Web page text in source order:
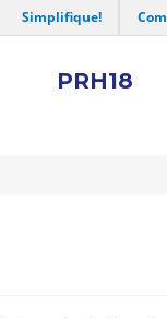
Simplifique!
PRH18